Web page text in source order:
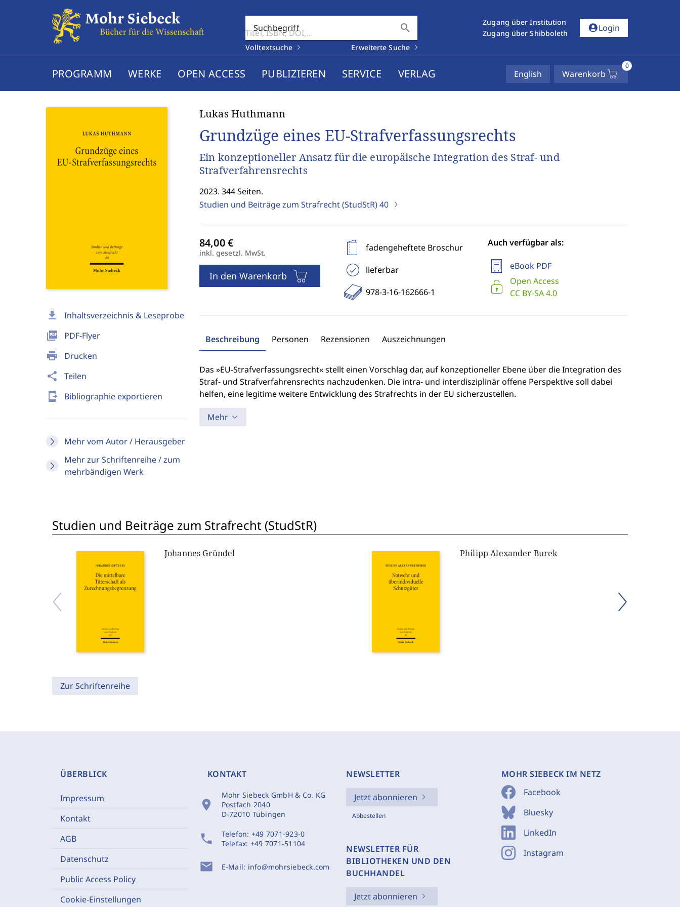
Suchbegriff search
Volltextsuche Erweiterte Suche
Zugang über Institution
Zugang über Shibboleth
account_circleLogin
PROGRAMM WERKE OPEN ACCESS PUBLIZIEREN SERVICE VERLAG English Warenkorb
0
download Inhaltsverzeichnis & Leseprobe
picture_as_pdf PDF-Flyer
print Drucken
share Teilen
send_to_mobile Bibliographie exportieren
Mehr vom Autor / Herausgeber
Mehr zur Schriftenreihe / zum
mehrbändigen Werk
Lukas Huthmann
Grundzüge eines EU-Strafverfassungsrechts
Ein konzeptioneller Ansatz für die europäische Integration des Straf- und
Strafverfahrensrechts
2023. 344 Seiten.
Studien und Beiträge zum Strafrecht (StudStR)40
inkl. gesetzl. MwSt.
In den Warenkorb
fadengeheftete Broschur
lieferbar
978-3-16-162666-1
Auch verfügbar als:
eBook PDF
Open Access
CC BY-SA 4.0
Beschreibung Personen Rezensionen Auszeichnungen
Das »EU-Strafverfassungsrecht« stellt einen Vorschlag dar, auf konzeptioneller Ebene über die Integration des
Straf- und Strafverfahrensrechts nachzudenken. Die intra- und interdisziplinär offene Perspektive soll dabei
helfen, eine legitime weitere Entwicklung des Strafrechts in der EU sicherzustellen.
Mehr
Studien und Beiträge zum Strafrecht (StudStR)
Johannes Gründel Philipp Alexander Burek
Zur Schriftenreihe
ÜBERBLICK
Impressum
Kontakt
AGB
Datenschutz
Public Access Policy
Cookie-Einstellungen
KONTAKT
location_on
Mohr Siebeck GmbH & Co. KG
Postfach 2040
D-72010 Tübingen
phone Telefon: +49 7071-923-0
Telefax: +49 7071-51104
mail E-Mail: info@mohrsiebeck.com
NEWSLETTER
Jetzt abonnieren
Abbestellen
NEWSLETTER FÜR
BIBLIOTHEKEN UND DEN
BUCHHANDEL
Jetzt abonnieren
MOHR SIEBECK IM NETZ
Facebook
Bluesky
LinkedIn
Instagram